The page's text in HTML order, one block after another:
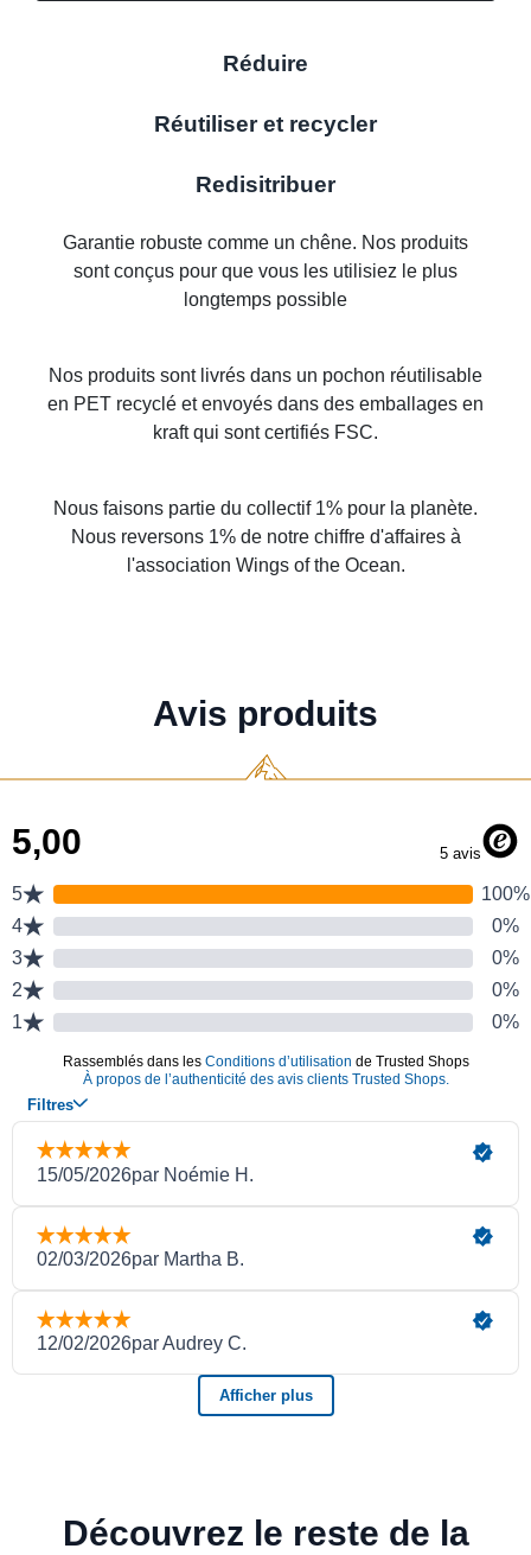
Réduire
Réutiliser et recycler
Redisitribuer
Garantie robuste comme un chêne. Nos produits
sont conçus pour que vous les utilisiez le plus
longtemps possible
Nos produits sont livrés dans un pochon réutilisable
en PET recyclé et envoyés dans des emballages en
kraft qui sont certifiés FSC.
Nous faisons partie du collectif 1% pour la planète.
Nous reversons 1% de notre chiffre d'affaires à
l'association Wings of the Ocean.
Avis produits
Découvrez le reste de la